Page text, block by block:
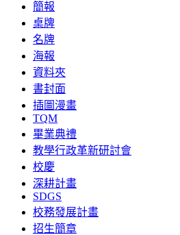
簡報
桌牌
名牌
海報
資料夾
書封面
插圖漫畫
TQM
畢業典禮
教學行政革新研討會
校慶
深耕計畫
SDGS
校務發展計畫
招生簡章